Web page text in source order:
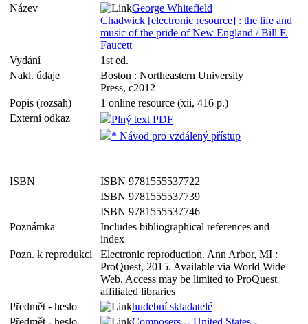
Název
George Whitefield
Chadwick [electronic resource] : the life and
music of the pride of New England / Bill F.
Faucett
Vydání
1st ed.
Nakl. údaje
Boston : Northeastern University
Press, c2012
Popis (rozsah)
1 online resource (xii, 416 p.)
Externí odkaz
Plný text PDF
* Návod pro vzdálený přístup
ISBN
ISBN 9781555537722
ISBN 9781555537739
ISBN 9781555537746
Poznámka
Includes bibliographical references and
index
Pozn. k reprodukci
Electronic reproduction. Ann Arbor, MI :
ProQuest, 2015. Available via World Wide
Web. Access may be limited to ProQuest
affiliated libraries
Předmět - heslo
hudební skladatelé
Předmět - heslo
Composers -- United States -